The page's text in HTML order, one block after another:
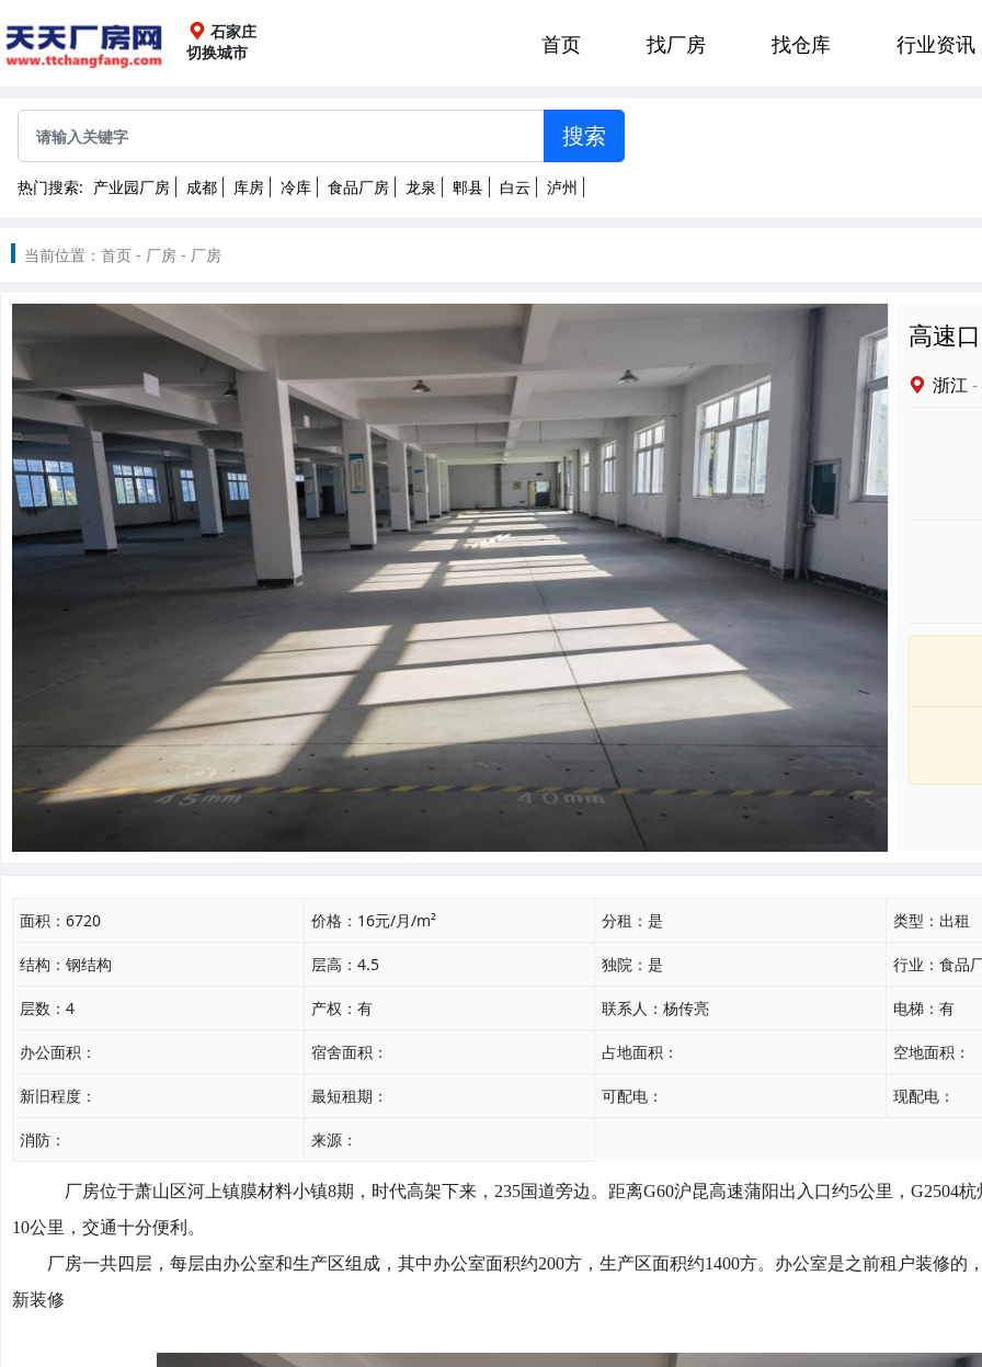
石家庄
切换城市
全国
成都 重庆 上海 广州 郑州 贵阳
南昌
北京
天津 石家庄
首页 找厂房 找仓库 行业资讯
热门搜索: 产业园厂房 成都 库房 冷库 食品厂房 龙泉 郫县 白云
泸州
当前位置： 首页 - 厂房 - 厂房
高速
浙江-
面积： 6720 价格： 16元/月/m² 分租： 是 类型： 出租
结构： 钢结构 层高： 4.5 独院： 是 行业： 食品
层数： 4 产权： 有 联系人： 杨传亮 电梯： 有
办公面积： 宿舍面积： 占地面积： 空地面积：
新旧程度： 最短租期： 可配电： 现配电：
消防： 来源：
厂房位于萧山区河上镇膜材料小镇8期，时代高架下来，235国道旁边。距离G60沪昆高速蒲阳出入口约5公里，G2504
10公里，交通十分便利。
厂房一共四层，每层由办公室和生产区组成，其中办公室面积约200方，生产区面积约1400方。办公室是之前租户装修的
新装修